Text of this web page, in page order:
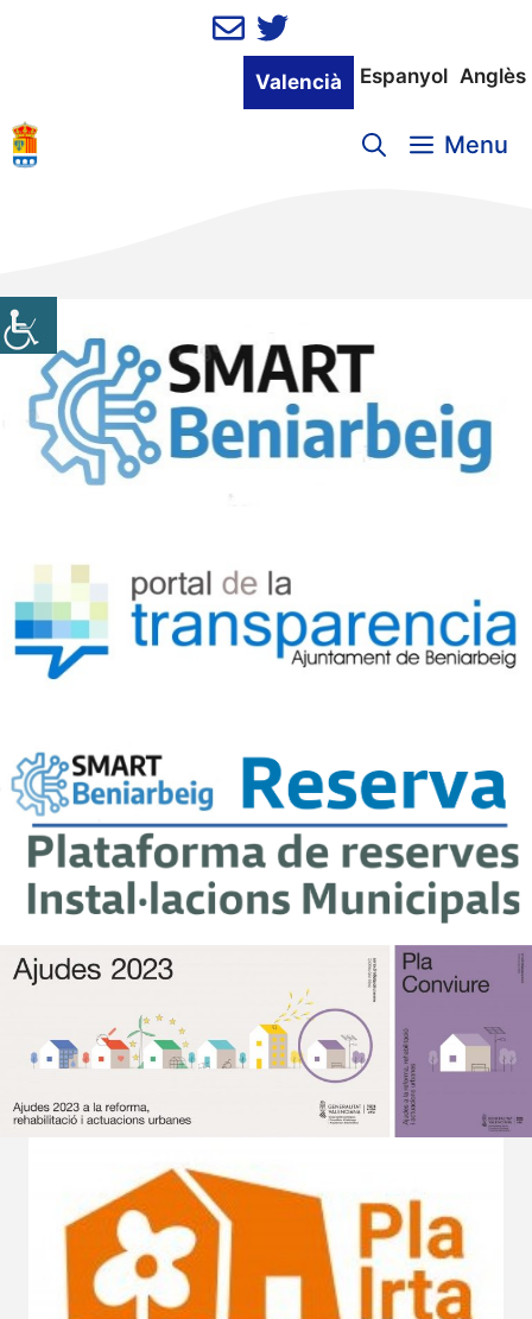
Valencià Espanyol Anglès
Menu